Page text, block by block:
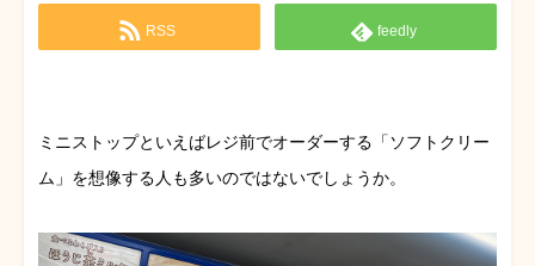
RSS feedly
ミニストップといえばレジ前でオーダーする「ソフトクリー
ム」を想像する人も多いのではないでしょうか。